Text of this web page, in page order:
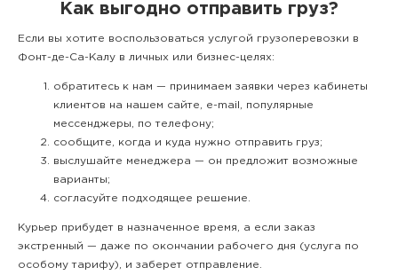
Как выгодно отправить груз?
Если вы хотите воспользоваться услугой грузоперевозки в
Фонт-де-Са-Калу в личных или бизнес-целях:
обратитесь к нам — принимаем заявки через кабинеты
клиентов на нашем сайте, e-mail, популярные
мессенджеры, по телефону;
сообщите, когда и куда нужно отправить груз;
выслушайте менеджера — он предложит возможные
варианты;
согласуйте подходящее решение.
Курьер прибудет в назначенное время, а если заказ
экстренный — даже по окончании рабочего дня (услуга по
особому тарифу), и заберет отправление.